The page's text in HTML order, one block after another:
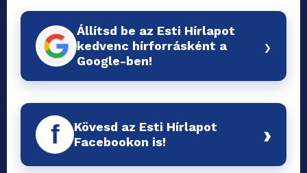
Állítsd be az Esti Hírlapot
kedvenc hírforrásként a
Google-ben!
›
f
Kövesd az Esti Hírlapot
Facebookon is!
›